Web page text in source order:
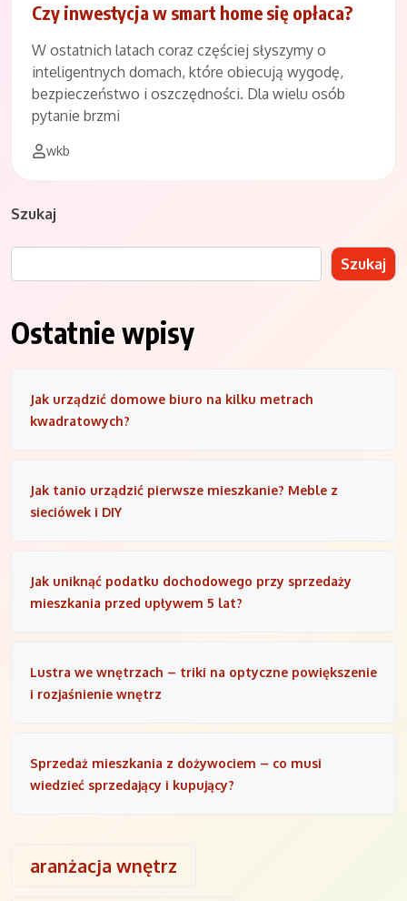
Czy inwestycja w smart home się opłaca?
W ostatnich latach coraz częściej słyszymy o
inteligentnych domach, które obiecują wygodę,
bezpieczeństwo i oszczędności. Dla wielu osób
pytanie brzmi
wkb
Szukaj
Szukaj
Ostatnie wpisy
Jak urządzić domowe biuro na kilku metrach
kwadratowych?
Jak tanio urządzić pierwsze mieszkanie? Meble z
sieciówek i DIY
Jak uniknąć podatku dochodowego przy sprzedaży
mieszkania przed upływem 5 lat?
Lustra we wnętrzach – triki na optyczne powiększenie
i rozjaśnienie wnętrz
Sprzedaż mieszkania z dożywociem – co musi
wiedzieć sprzedający i kupujący?
aranżacja wnętrz